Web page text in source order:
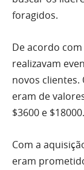
foragidos.
De acordo
realizavam
novos clientes.
eram de
$3600 e $18000.
Com a
eram